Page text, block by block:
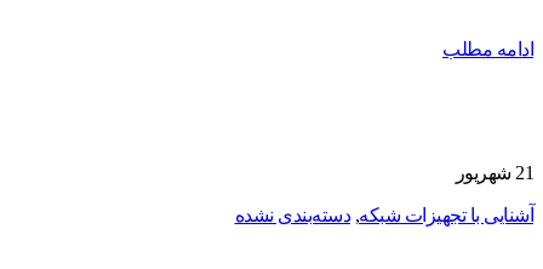
ادامه مطلب
21 شهریور
آشنایی با تجهیزات شبکه,دسته‌بندی نشده